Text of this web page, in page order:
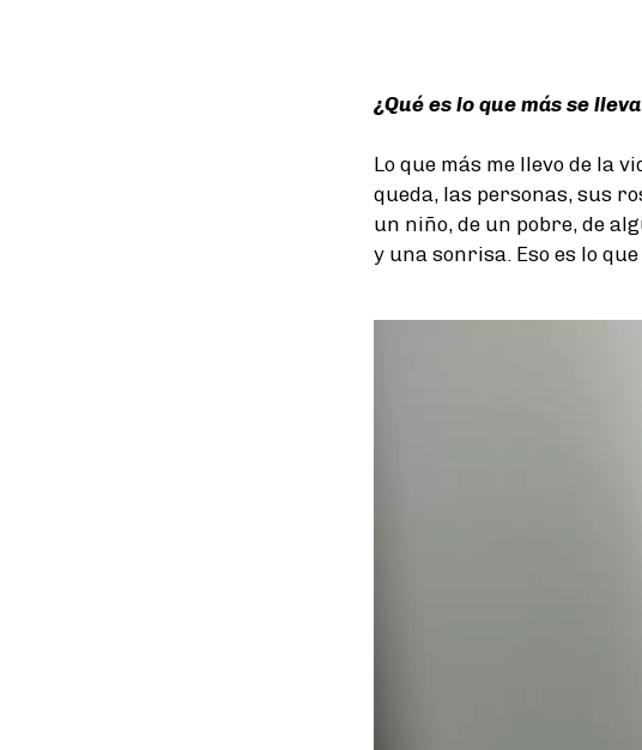
¿Qué es lo que más se
Lo que más me llevo de la
queda, las personas, sus
un niño, de un pobre, de
y una sonrisa. Eso es lo